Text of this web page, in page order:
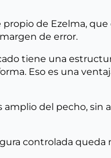
propio de Ezelma,
de error.
tiene una
Eso es una
del pecho, sin
controlada queda